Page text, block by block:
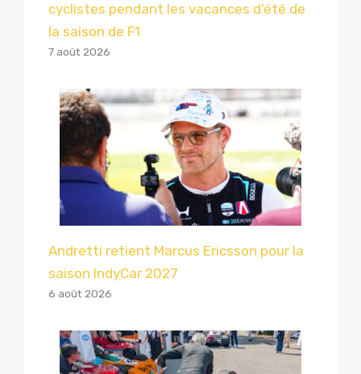
cyclistes pendant les vacances d’été de
la saison de F1
7 août 2026
Andretti retient Marcus Ericsson pour la
saison IndyCar 2027
6 août 2026